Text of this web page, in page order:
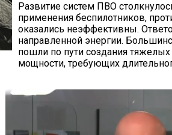
Развитие систем ПВО
применения беспилотников,
оказались неэффективны.
направленной энергии.
пошли по пути создания
мощности, требующих